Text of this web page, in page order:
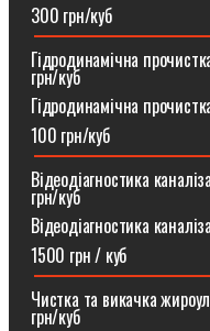
300 грн/куб
Гідродинамічна
грн/куб
Гідродинамічна
100 грн/куб
Відеодіагностика
грн/куб
Відеодіагностика
1500 грн / куб
Чистка та викачка
грн/куб